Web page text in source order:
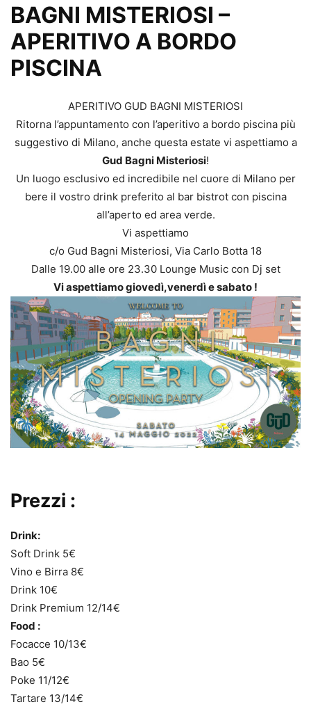
BAGNI MISTERIOSI –
APERITIVO A BORDO
PISCINA
APERITIVO GUD BAGNI MISTERIOSI
Ritorna l’appuntamento con l’aperitivo a bordo piscina più
suggestivo di Milano, anche questa estate vi aspettiamo a
Gud Bagni Misteriosi!
Un luogo esclusivo ed incredibile nel cuore di Milano per
bere il vostro drink preferito al bar bistrot con piscina
all’aperto ed area verde.
Vi aspettiamo
c/o Gud Bagni Misteriosi, Via Carlo Botta 18
Dalle 19.00 alle ore 23.30 Lounge Music con Dj set
Vi aspettiamo giovedì,venerdì e sabato !
Prezzi :
Drink:
Soft Drink 5€
Vino e Birra 8€
Drink 10€
Drink Premium 12/14€
Food :
Focacce 10/13€
Bao 5€
Poke 11/12€
Tartare 13/14€